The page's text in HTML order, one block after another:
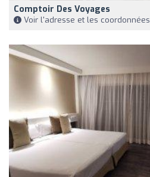
Comptoir Des Voyages
Voir l'adresse et les coordonnées